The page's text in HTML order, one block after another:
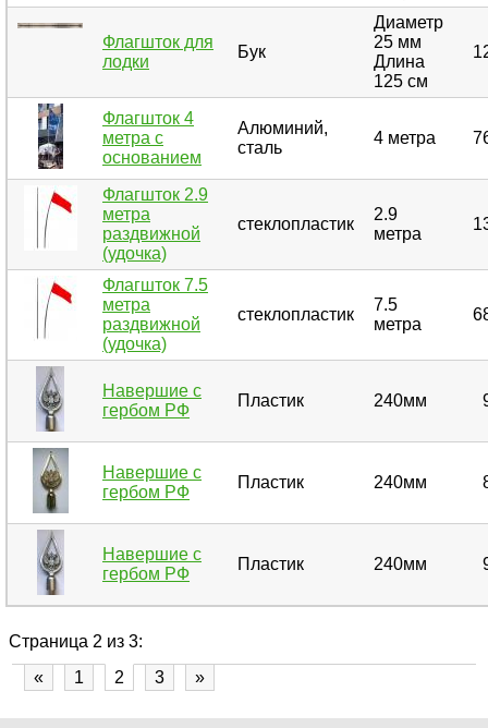
Флагшток для
лодки
Бук
Диаметр
25 мм
Длина
125 см
Флагшток 4
метра с
основанием
Алюминий,
сталь
4 метра
Флагшток 2.9
метра
раздвижной
(удочка)
стеклопластик
2.9
метра
Флагшток 7.5
метра
раздвижной
(удочка)
стеклопластик
7.5
метра
Навершие с
гербом РФ
Пластик 240мм
Навершие с
гербом РФ
Пластик 240мм
Навершие с
гербом РФ
Пластик 240мм
Страница 2 из 3:
«
1 2 3 »